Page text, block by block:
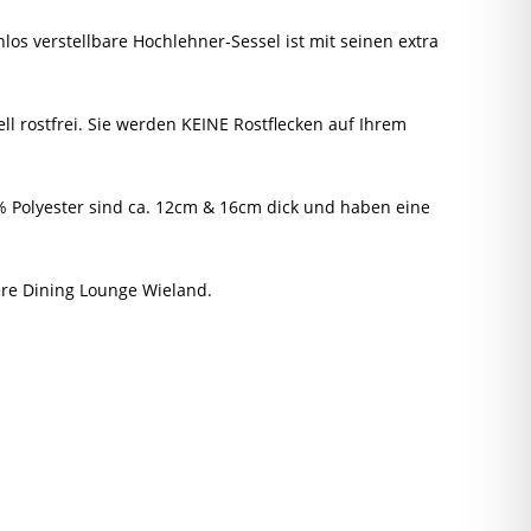
verstellbare Hochlehner-Sessel ist mit seinen extra
rostfrei. Sie werden KEINE Rostflecken auf Ihrem
Polyester sind ca. 12cm & 16cm dick und haben eine
Dining Lounge Wieland.